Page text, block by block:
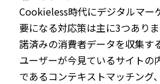
Cookieless時代にデジタルマー
要になる対応策は主に3つあり
諾済みの消費者データを収集す
ユーザーが今見ているサイトの
であるコンテキストマッチング